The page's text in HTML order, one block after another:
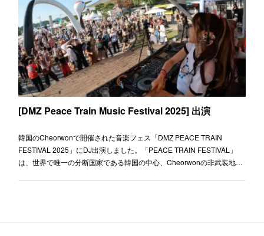
[The Freedom Radio OFFICIAL EVENT "MOTHER BOX"] 出演
The Freedom Radio 初開催のローンチイベント「MOTHER BOX」に出
演しました。Venue：ZERO-SITE Takanawa gateway (2025年7月末ま
での期間限定営業)https://zerositetgw.com/
[DMZ Peace Train Music Festival 2025] 出演
韓国のCheorwonで開催された音楽フェス「DMZ PEACE TRAIN
FESTIVAL 2025」にDJ出演しました。「PEACE TRAIN FESTIVAL」
は、世界で唯一の分断国家である韓国の中心、Cheorwonの非武装地…